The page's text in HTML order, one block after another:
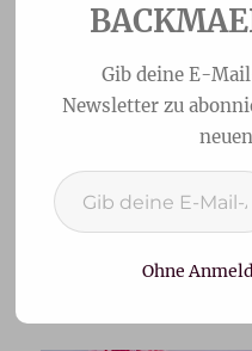
Kirschtorte
Gib deine E-
Newsletter zu
Gib deine E-Mail-Adresse ein ...
Ohne